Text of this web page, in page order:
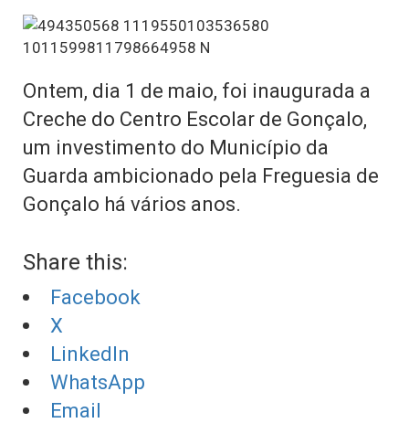
Ontem, dia 1 de maio, foi inaugurada a
Creche do Centro Escolar de Gonçalo,
um investimento do Município da
Guarda ambicionado pela Freguesia de
Gonçalo há vários anos.
Share this:
Facebook
X
LinkedIn
WhatsApp
Email